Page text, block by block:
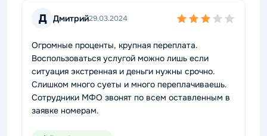
Д Дмитрий29.03.2024
Огромные проценты, крупная переплата.
Воспользоваться услугой можно лишь если
ситуация экстренная и деньги нужны срочно.
Слишком много суеты и много переплачиваешь.
Сотрудники МФО звонят по всем оставленным в
заявке номерам.